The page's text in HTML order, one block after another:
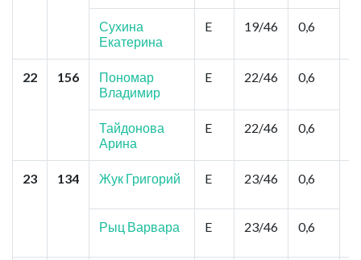
Сухина
Екатерина
E 19/46 0,6
22 156
Пономар
Владимир
E 22/46 0,6
Тайдонова
Арина
E 22/46 0,6
23 134 Жук Григорий E 23/46 0,6
Рыц Варвара E 23/46 0,6